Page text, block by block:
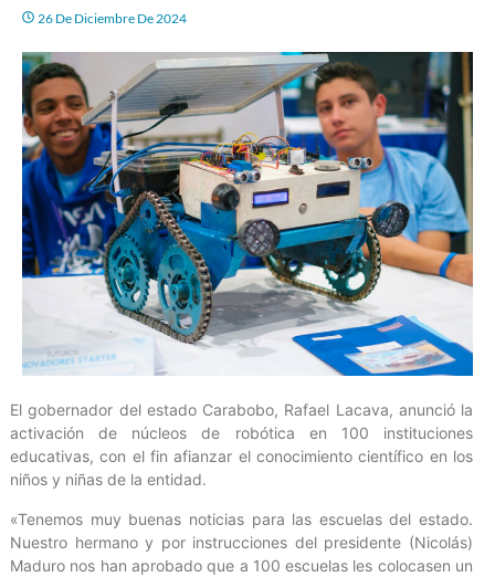
26 De Diciembre De 2024
El gobernador del estado Carabobo, Rafael Lacava, anunció la
activación de núcleos de robótica en 100 instituciones
educativas, con el fin afianzar el conocimiento científico en los
niños y niñas de la entidad.
«Tenemos muy buenas noticias para las escuelas del estado.
Nuestro hermano y por instrucciones del presidente (Nicolás)
Maduro nos han aprobado que a 100 escuelas les colocasen un